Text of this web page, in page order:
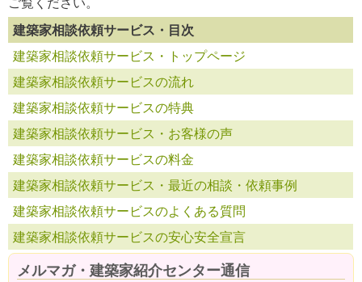
建築家相談依頼サービス・目次
建築家相談依頼サービス・トップページ
建築家相談依頼サービスの流れ
建築家相談依頼サービスの特典
建築家相談依頼サービス・お客様の声
建築家相談依頼サービスの料金
建築家相談依頼サービス・最近の相談・依頼事例
建築家相談依頼サービスのよくある質問
建築家相談依頼サービスの安心安全宣言
メルマガ・建築家紹介センター通信